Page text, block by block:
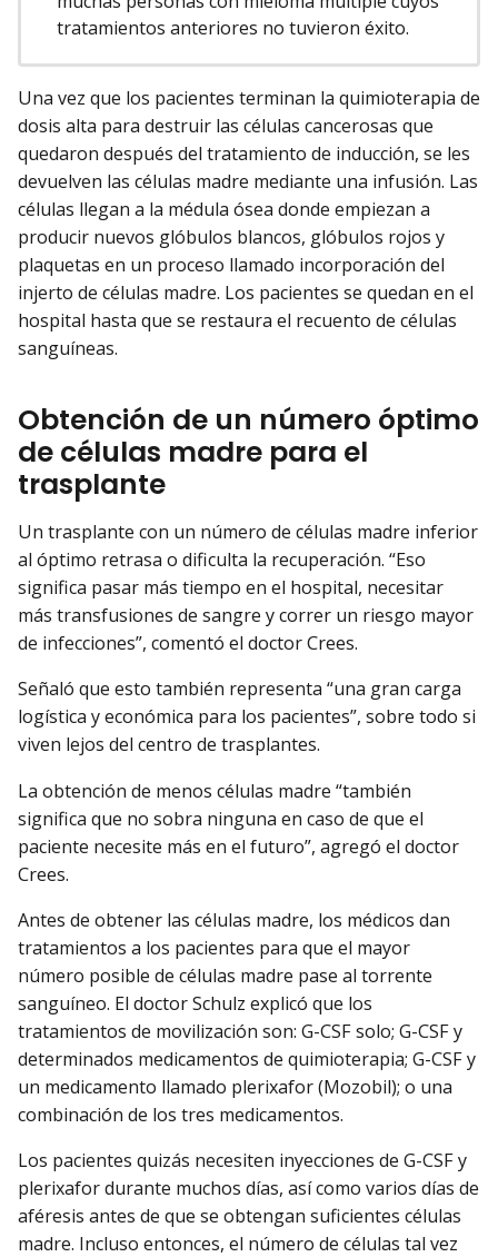
tratamientos anteriores no tuvieron éxito.
Una vez que los pacientes terminan la quimioterapia de
dosis alta para destruir las células cancerosas que
quedaron después del tratamiento de inducción, se les
devuelven las células madre mediante una infusión. Las
células llegan a la médula ósea donde empiezan a
producir nuevos glóbulos blancos, glóbulos rojos y
plaquetas en un proceso llamado incorporación del
injerto de células madre. Los pacientes se quedan en el
hospital hasta que se restaura el recuento de células
sanguíneas.
Obtención de un número óptimo
de células madre para el
trasplante
Un trasplante con un número de células madre inferior
al óptimo retrasa o dificulta la recuperación. “Eso
significa pasar más tiempo en el hospital, necesitar
más transfusiones de sangre y correr un riesgo mayor
de infecciones”, comentó el doctor Crees.
Señaló que esto también representa “una gran carga
logística y económica para los pacientes”, sobre todo si
viven lejos del centro de trasplantes.
La obtención de menos células madre “también
significa que no sobra ninguna en caso de que el
paciente necesite más en el futuro”, agregó el doctor
Crees.
Antes de obtener las células madre, los médicos dan
tratamientos a los pacientes para que el mayor
número posible de células madre pase al torrente
sanguíneo. El doctor Schulz explicó que los
tratamientos de movilización son: G-CSF solo; G-CSF y
determinados medicamentos de quimioterapia; G-CSF y
un medicamento llamado plerixafor (Mozobil); o una
combinación de los tres medicamentos.
Los pacientes quizás necesiten inyecciones de G-CSF y
plerixafor durante muchos días, así como varios días de
aféresis antes de que se obtengan suficientes células
madre. Incluso entonces, el número de células tal vez